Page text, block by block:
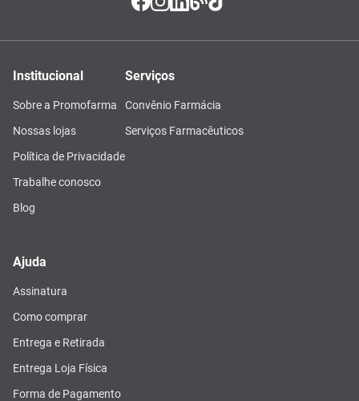
Institucional
Sobre a Promofarma
Nossas lojas
Política de Privacidade
Trabalhe conosco
Blog
Serviços
Convênio Farmácia
Serviços Farmacêuticos
Ajuda
Assinatura
Como comprar
Entrega e Retirada
Entrega Loja Física
Forma de Pagamento